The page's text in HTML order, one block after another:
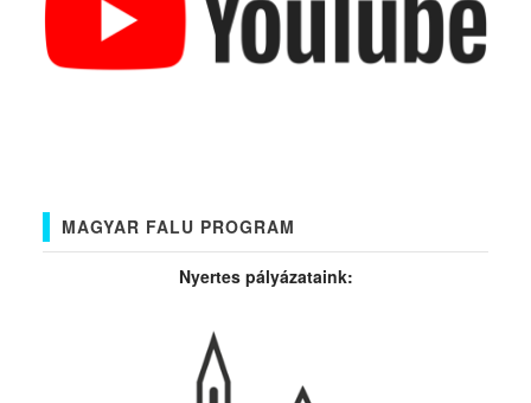
MAGYAR FALU PROGRAM
Nyertes pályázataink: